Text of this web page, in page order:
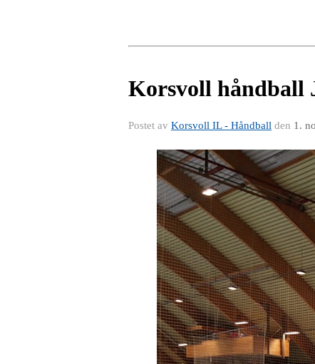
Korsvoll håndball
Postet av Korsvoll IL - Håndball den 1.